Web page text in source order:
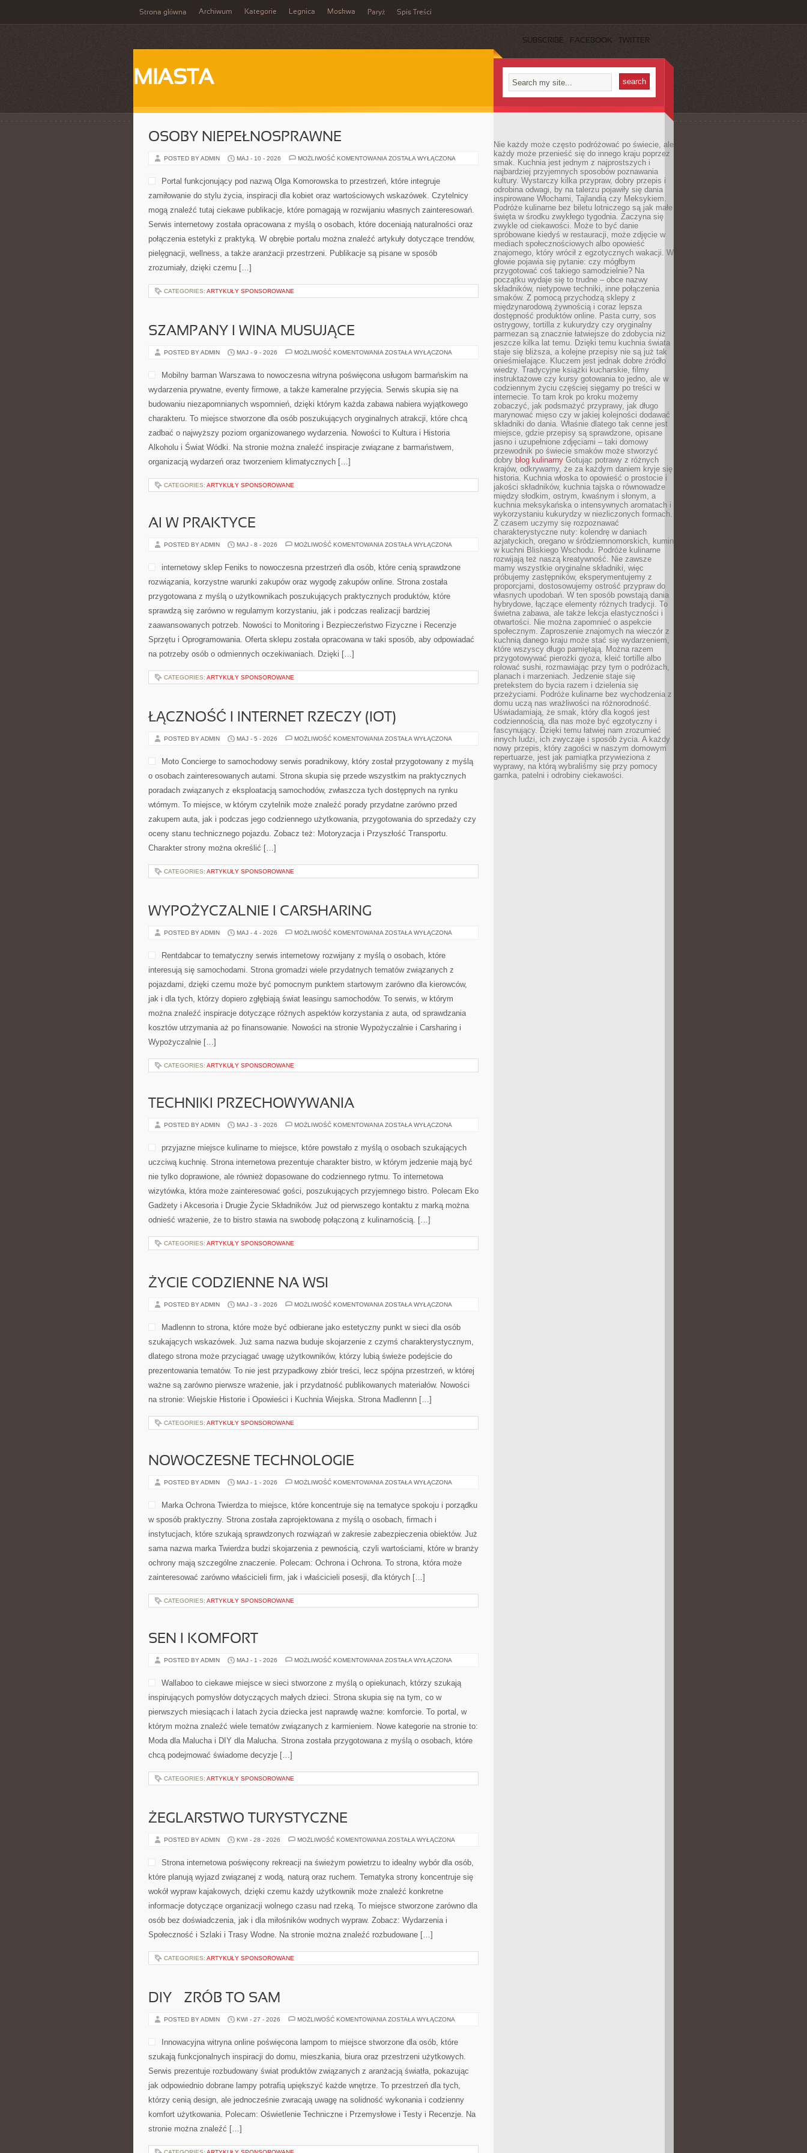
Strona główna Archiwum Kategorie Legnica Moskwa Paryż Spis Treści
SUBSCRIBE FACEBOOK TWITTER
MIASTA
OSOBY NIEPEŁNOSPRAWNE
POSTED BY ADMIN MAJ - 10 - 2026 MOŻLIWOŚĆ KOMENTOWANIA OSOBY
ZOSTAŁA WYŁĄCZONA
Portal funkcjonujący pod nazwą Olga Komorowska to przestrzeń, które integruje
zamiłowanie do stylu życia, inspiracji dla kobiet oraz wartościowych wskazówek. Czytelnicy
mogą znaleźć tutaj ciekawe publikacje, które pomagają w rozwijaniu własnych zainteresowań.
Serwis internetowy została opracowana z myślą o osobach, które doceniają naturalności oraz
połączenia estetyki z praktyką. W obrębie portalu można znaleźć artykuły dotyczące trendów,
pielęgnacji, wellness, a także aranżacji przestrzeni. Publikacje są pisane w sposób
zrozumiały, dzięki czemu […]
CATEGORIES: ARTYKUŁY SPONSOROWANE
SZAMPANY I WINA MUSUJĄCE
POSTED BY ADMIN MAJ - 9 - 2026 MOŻLIWOŚĆ KOMENTOWANIA SZAMPANY
MUSUJĄCE
ZOSTAŁA WYŁĄCZONA
Mobilny barman Warszawa to nowoczesna witryna poświęcona usługom barmańskim na
wydarzenia prywatne, eventy firmowe, a także kameralne przyjęcia. Serwis skupia się na
budowaniu niezapomnianych wspomnień, dzięki którym każda zabawa nabiera wyjątkowego
charakteru. To miejsce stworzone dla osób poszukujących oryginalnych atrakcji, które chcą
zadbać o najwyższy poziom organizowanego wydarzenia. Nowości to Kultura i Historia
Alkoholu i Świat Wódki. Na stronie można znaleźć inspiracje związane z barmaństwem,
organizacją wydarzeń oraz tworzeniem klimatycznych […]
CATEGORIES: ARTYKUŁY SPONSOROWANE
AI W PRAKTYCE
POSTED BY ADMIN MAJ - 8 - 2026 MOŻLIWOŚĆ KOMENTOWANIA AI
ZOSTAŁA WYŁĄCZONA
internetowy sklep Feniks to nowoczesna przestrzeń dla osób, które cenią sprawdzone
rozwiązania, korzystne warunki zakupów oraz wygodę zakupów online. Strona została
przygotowana z myślą o użytkownikach poszukujących praktycznych produktów, które
sprawdzą się zarówno w regularnym korzystaniu, jak i podczas realizacji bardziej
zaawansowanych potrzeb. Nowości to Monitoring i Bezpieczeństwo Fizyczne i Recenzje
Sprzętu i Oprogramowania. Oferta sklepu została opracowana w taki sposób, aby odpowiadać
na potrzeby osób o odmiennych oczekiwaniach. Dzięki […]
CATEGORIES: ARTYKUŁY SPONSOROWANE
ŁĄCZNOŚĆ I INTERNET RZECZY (IOT)
POSTED BY ADMIN MAJ - 5 - 2026 MOŻLIWOŚĆ KOMENTOWANIA ŁĄCZNOŚĆ
RZECZY
(IOT)
ZOSTAŁA WYŁĄCZONA
Moto Concierge to samochodowy serwis poradnikowy, który został przygotowany z myślą
o osobach zainteresowanych autami. Strona skupia się przede wszystkim na praktycznych
poradach związanych z eksploatacją samochodów, zwłaszcza tych dostępnych na rynku
wtórnym. To miejsce, w którym czytelnik może znaleźć porady przydatne zarówno przed
zakupem auta, jak i podczas jego codziennego użytkowania, przygotowania do sprzedaży czy
oceny stanu technicznego pojazdu. Zobacz też: Motoryzacja i Przyszłość Transportu.
Charakter strony można określić […]
CATEGORIES: ARTYKUŁY SPONSOROWANE
WYPOŻYCZALNIE I CARSHARING
POSTED BY ADMIN MAJ - 4 - 2026 MOŻLIWOŚĆ KOMENTOWANIA WYPOŻYCZALNIE
ZOSTAŁA WYŁĄCZONA
Rentdabcar to tematyczny serwis internetowy rozwijany z myślą o osobach, które
interesują się samochodami. Strona gromadzi wiele przydatnych tematów związanych z
pojazdami, dzięki czemu może być pomocnym punktem startowym zarówno dla kierowców,
jak i dla tych, którzy dopiero zgłębiają świat leasingu samochodów. To serwis, w którym
można znaleźć inspiracje dotyczące różnych aspektów korzystania z auta, od sprawdzania
kosztów utrzymania aż po finansowanie. Nowości na stronie Wypożyczalnie i Carsharing i
Wypożyczalnie […]
CATEGORIES: ARTYKUŁY SPONSOROWANE
TECHNIKI PRZECHOWYWANIA
POSTED BY ADMIN MAJ - 3 - 2026 MOŻLIWOŚĆ KOMENTOWANIA TECHNIKI
ZOSTAŁA WYŁĄCZONA
przyjazne miejsce kulinarne to miejsce, które powstało z myślą o osobach szukających
uczciwą kuchnię. Strona internetowa prezentuje charakter bistro, w którym jedzenie mają być
nie tylko doprawione, ale również dopasowane do codziennego rytmu. To internetowa
wizytówka, która może zainteresować gości, poszukujących przyjemnego bistro. Polecam Eko
Gadżety i Akcesoria i Drugie Życie Składników. Już od pierwszego kontaktu z marką można
odnieść wrażenie, że to bistro stawia na swobodę połączoną z kulinarnością. […]
CATEGORIES: ARTYKUŁY SPONSOROWANE
ŻYCIE CODZIENNE NA WSI
POSTED BY ADMIN MAJ - 3 - 2026 MOŻLIWOŚĆ KOMENTOWANIA ŻYCIE
ZOSTAŁA WYŁĄCZONA
Madlennn to strona, które może być odbierane jako estetyczny punkt w sieci dla osób
szukających wskazówek. Już sama nazwa buduje skojarzenie z czymś charakterystycznym,
dlatego strona może przyciągać uwagę użytkowników, którzy lubią świeże podejście do
prezentowania tematów. To nie jest przypadkowy zbiór treści, lecz spójna przestrzeń, w której
ważne są zarówno pierwsze wrażenie, jak i przydatność publikowanych materiałów. Nowości
na stronie: Wiejskie Historie i Opowieści i Kuchnia Wiejska. Strona Madlennn […]
CATEGORIES: ARTYKUŁY SPONSOROWANE
NOWOCZESNE TECHNOLOGIE
POSTED BY ADMIN MAJ - 1 - 2026 MOŻLIWOŚĆ KOMENTOWANIA NOWOCZESNE
ZOSTAŁA WYŁĄCZONA
Marka Ochrona Twierdza to miejsce, które koncentruje się na tematyce spokoju i porządku
w sposób praktyczny. Strona została zaprojektowana z myślą o osobach, firmach i
instytucjach, które szukają sprawdzonych rozwiązań w zakresie zabezpieczenia obiektów. Już
sama nazwa marka Twierdza budzi skojarzenia z pewnością, czyli wartościami, które w branży
ochrony mają szczególne znaczenie. Polecam: Ochrona i Ochrona. To strona, która może
zainteresować zarówno właścicieli firm, jak i właścicieli posesji, dla których […]
CATEGORIES: ARTYKUŁY SPONSOROWANE
SEN I KOMFORT
POSTED BY ADMIN MAJ - 1 - 2026 MOŻLIWOŚĆ KOMENTOWANIA SEN
ZOSTAŁA WYŁĄCZONA
Wallaboo to ciekawe miejsce w sieci stworzone z myślą o opiekunach, którzy szukają
inspirujących pomysłów dotyczących małych dzieci. Strona skupia się na tym, co w
pierwszych miesiącach i latach życia dziecka jest naprawdę ważne: komforcie. To portal, w
którym można znaleźć wiele tematów związanych z karmieniem. Nowe kategorie na stronie to:
Moda dla Malucha i DIY dla Malucha. Strona została przygotowana z myślą o osobach, które
chcą podejmować świadome decyzje […]
CATEGORIES: ARTYKUŁY SPONSOROWANE
ŻEGLARSTWO TURYSTYCZNE
POSTED BY ADMIN KWI - 28 - 2026 MOŻLIWOŚĆ KOMENTOWANIA ŻEGLARSTWO
ZOSTAŁA WYŁĄCZONA
Strona internetowa poświęcony rekreacji na świeżym powietrzu to idealny wybór dla osób,
które planują wyjazd związanej z wodą, naturą oraz ruchem. Tematyka strony koncentruje się
wokół wypraw kajakowych, dzięki czemu każdy użytkownik może znaleźć konkretne
informacje dotyczące organizacji wolnego czasu nad rzeką. To miejsce stworzone zarówno dla
osób bez doświadczenia, jak i dla miłośników wodnych wypraw. Zobacz: Wydarzenia i
Społeczność i Szlaki i Trasy Wodne. Na stronie można znaleźć rozbudowane […]
CATEGORIES: ARTYKUŁY SPONSOROWANE
DIY – ZRÓB TO SAM
POSTED BY ADMIN KWI - 27 - 2026 MOŻLIWOŚĆ KOMENTOWANIA DIY
SAM
ZOSTAŁA WYŁĄCZONA
Innowacyjna witryna online poświęcona lampom to miejsce stworzone dla osób, które
szukają funkcjonalnych inspiracji do domu, mieszkania, biura oraz przestrzeni użytkowych.
Serwis prezentuje rozbudowany świat produktów związanych z aranżacją światła, pokazując
jak odpowiednio dobrane lampy potrafią upiększyć każde wnętrze. To przestrzeń dla tych,
którzy cenią design, ale jednocześnie zwracają uwagę na solidność wykonania i codzienny
komfort użytkowania. Polecam: Oświetlenie Techniczne i Przemysłowe i Testy i Recenzje. Na
stronie można znaleźć […]
Nie każdy może często podróżować po świecie, ale
każdy może przenieść się do innego kraju poprzez
smak. Kuchnia jest jednym z najprostszych i
najbardziej przyjemnych sposobów poznawania
kultury. Wystarczy kilka przypraw, dobry przepis i
odrobina odwagi, by na talerzu pojawiły się dania
inspirowane Włochami, Tajlandią czy Meksykiem.
Podróże kulinarne bez biletu lotniczego są jak małe
święta w środku zwykłego tygodnia. Zaczyna się
zwykle od ciekawości. Może to być danie
spróbowane kiedyś w restauracji, może zdjęcie w
mediach społecznościowych albo opowieść
znajomego, który wrócił z egzotycznych wakacji. W
głowie pojawia się pytanie: czy mógłbym
przygotować coś takiego samodzielnie? Na
początku wydaje się to trudne – obce nazwy
składników, nietypowe techniki, inne połączenia
smaków. Z pomocą przychodzą sklepy z
międzynarodową żywnością i coraz lepsza
dostępność produktów online. Pasta curry, sos
ostrygowy, tortilla z kukurydzy czy oryginalny
parmezan są znacznie łatwiejsze do zdobycia niż
jeszcze kilka lat temu. Dzięki temu kuchnia świata
staje się bliższa, a kolejne przepisy nie są już tak
onieśmielające. Kluczem jest jednak dobre źródło
wiedzy. Tradycyjne książki kucharskie, filmy
instruktażowe czy kursy gotowania to jedno, ale w
codziennym życiu częściej sięgamy po treści w
internecie. To tam krok po kroku możemy
zobaczyć, jak podsmażyć przyprawy, jak długo
marynować mięso czy w jakiej kolejności dodawać
składniki do dania. Właśnie dlatego tak cenne jest
miejsce, gdzie przepisy są sprawdzone, opisane
jasno i uzupełnione zdjęciami – taki domowy
przewodnik po świecie smaków może stworzyć
dobry blog kulinarny Gotując potrawy z różnych
krajów, odkrywamy, że za każdym daniem kryje się
historia. Kuchnia włoska to opowieść o prostocie i
jakości składników, kuchnia tajska o równowadze
między słodkim, ostrym, kwaśnym i słonym, a
kuchnia meksykańska o intensywnych aromatach i
wykorzystaniu kukurydzy w niezliczonych formach.
Z czasem uczymy się rozpoznawać
charakterystyczne nuty: kolendrę w daniach
azjatyckich, oregano w śródziemnomorskich, kumin
w kuchni Bliskiego Wschodu. Podróże kulinarne
rozwijają też naszą kreatywność. Nie zawsze
mamy wszystkie oryginalne składniki, więc
próbujemy zastępników, eksperymentujemy z
proporcjami, dostosowujemy ostrość przypraw do
własnych upodobań. W ten sposób powstają dania
hybrydowe, łączące elementy różnych tradycji. To
świetna zabawa, ale także lekcja elastyczności i
otwartości. Nie można zapomnieć o aspekcie
społecznym. Zaproszenie znajomych na wieczór z
kuchnią danego kraju może stać się wydarzeniem,
które wszyscy długo pamiętają. Można razem
przygotowywać pierożki gyoza, kleić tortille albo
rolować sushi, rozmawiając przy tym o podróżach,
planach i marzeniach. Jedzenie staje się
pretekstem do bycia razem i dzielenia się
przeżyciami. Podróże kulinarne bez wychodzenia z
domu uczą nas wrażliwości na różnorodność.
Uświadamiają, że smak, który dla kogoś jest
codziennością, dla nas może być egzotyczny i
fascynujący. Dzięki temu łatwiej nam zrozumieć
innych ludzi, ich zwyczaje i sposób życia. A każdy
nowy przepis, który zagości w naszym domowym
repertuarze, jest jak pamiątka przywieziona z
wyprawy, na którą wybraliśmy się przy pomocy
garnka, patelni i odrobiny ciekawości.